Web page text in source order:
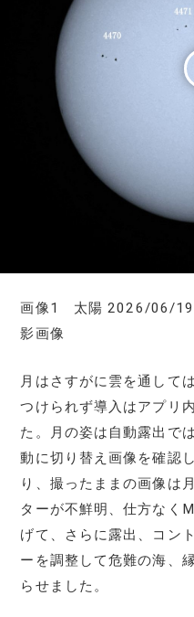
画像1 太陽 2026/06/19
影画像
月はさすがに雲を通して
つけられず導入はアプリ
た。月の姿は自動露出で
動に切り替え画像を確認
り、撮ったままの画像は
ターが不鮮明、仕方なく
げて、さらに露出、コン
ーを調整して危難の海、
らせました。